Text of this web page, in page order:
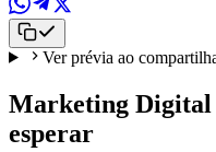
Ver prévia ao
Marketing Digital
esperar